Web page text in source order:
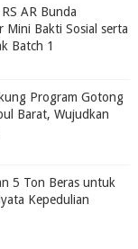
AR Bunda
Mini Bakti Sosial serta
Batch 1
Program Gotong
Barat, Wujudkan
5 Ton Beras untuk
Kepedulian